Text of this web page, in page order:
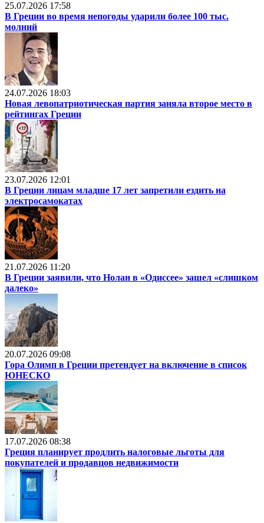
25.07.2026 17:58
В Греции во время непогоды ударили более 100 тыс.
молний
24.07.2026 18:03
Новая левопатриотическая партия заняла второе место в
рейтингах Греции
23.07.2026 12:01
В Греции лицам младше 17 лет запретили ездить на
электросамокатах
21.07.2026 11:20
В Греции заявили, что Нолан в «Одиссее» зашел «слишком
далеко»
20.07.2026 09:08
Гора Олимп в Греции претендует на включение в список
ЮНЕСКО
17.07.2026 08:38
Греция планирует продлить налоговые льготы для
покупателей и продавцов недвижимости